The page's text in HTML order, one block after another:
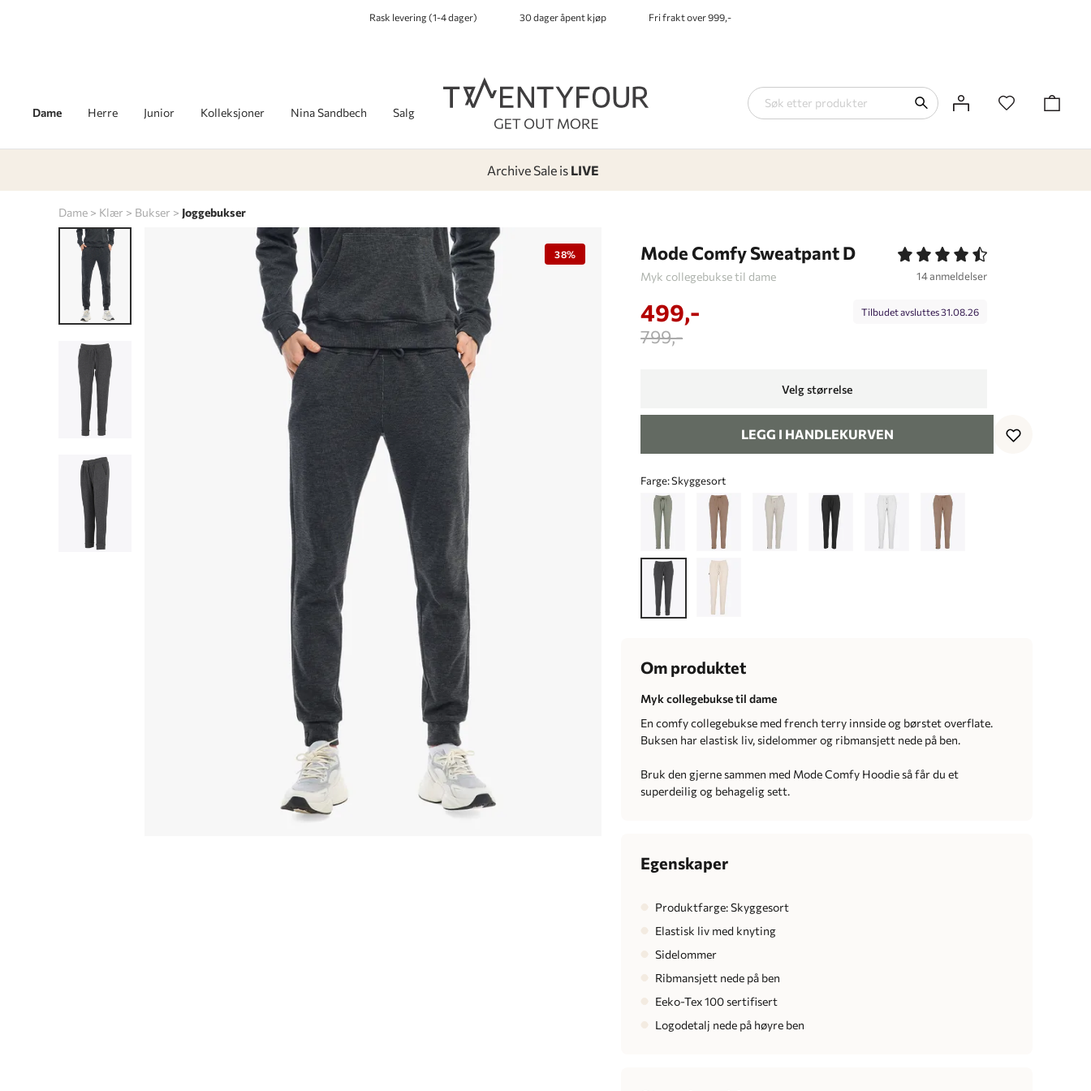
Rask levering (1-4 dager) 30 dager åpent kjøp Fri frakt over 999,-
Dame Herre Junior Kolleksjoner Nina Sandbech Salg
Dame Klær Bukser Joggebukser
38% Mode Comfy Sweatpant D
Myk collegebukse til dame 14 anmeldelser
499,-
799,-
Tilbudet avsluttes31.08.26
Velg størrelse
LEGG I HANDLEKURVEN
Farge:Skyggesort
Om produktet
Myk collegebukse til dame
En comfy collegebukse med french terry innside og børstet overflate.
Buksen har elastisk liv, sidelommer og ribmansjett nede på ben.
Bruk den gjerne sammen med Mode Comfy Hoodie så får du et
superdeilig og behagelig sett.
Egenskaper
Produktfarge: Skyggesort
Elastisk liv med knyting
Sidelommer
Ribmansjett nede på ben
Eeko-Tex 100 sertifisert
Logodetalj nede på høyre ben
Archive Sale is LIVE
-
-
-
-